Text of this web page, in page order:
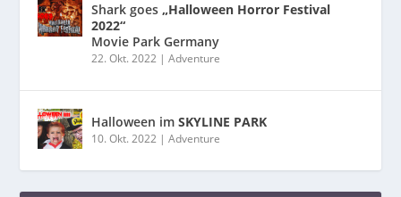
Shark goes„Halloween Horror Festival
2022“
Movie Park Germany
22. Okt. 2022 |Adventure
Halloween imSKYLINE PARK
10. Okt. 2022 |Adventure